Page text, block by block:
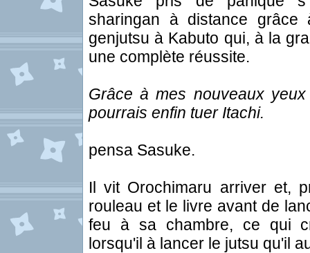
sharingan à distance
genjutsu à Kabuto qui, à la
une complète réussite.
Grâce à mes nouveaux
pourrais enfin tuer Itachi.
pensa Sasuke.
Il vit Orochimaru arriver et,
rouleau et le livre avant de
feu à sa chambre, ce qui
lorsqu'il à lancer le jutsu qu'il